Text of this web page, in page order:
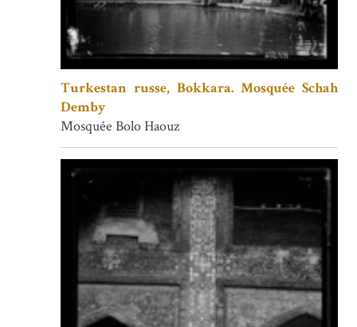
Turkestan russe, Bokkara. Mosquée Schah
Demby
Mosquée Bolo Haouz